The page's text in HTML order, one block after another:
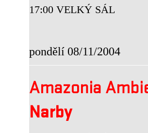
17:00 VELKÝ SÁL
pondělí 08/11/2004
Amazonia
Narby